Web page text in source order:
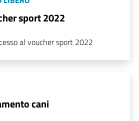
sport 2022
al voucher sport 2022
cani